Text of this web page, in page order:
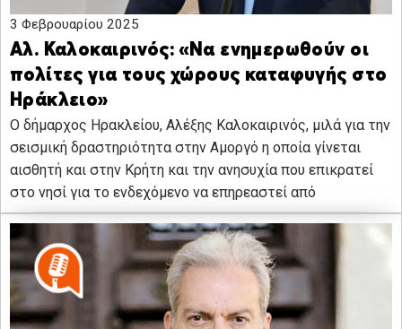
3 Φεβρουαρίου 2025
Αλ. Καλοκαιρινός: «Να ενημερωθούν οι
πολίτες για τους χώρους καταφυγής στο
Ηράκλειο»
Ο δήμαρχος Ηρακλείου, Αλέξης Καλοκαιρινός, μιλά για την
σεισμική δραστηριότητα στην Αμοργό η οποία γίνεται
αισθητή και στην Κρήτη και την ανησυχία που επικρατεί
στο νησί για το ενδεχόμενο να επηρεαστεί από